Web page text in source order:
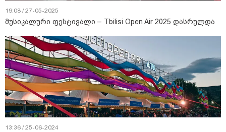
19:08 / 27-05-2025
მუსიკალური ფესტივალი – Tbilisi Open Air 2025 დასრულდა
13:36 / 25-06-2024